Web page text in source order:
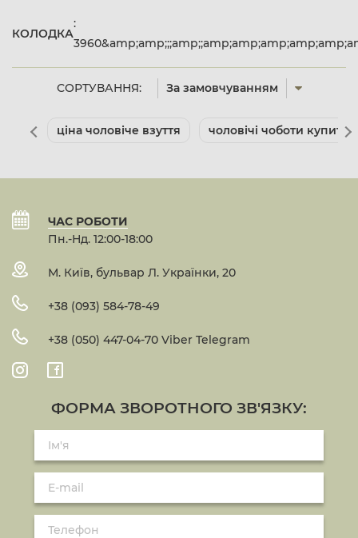
СОРТУВАННЯ: За замовчуванням
КОЛОДКА
:
ціна чоловіче взуття чоловічі чоботи купити
ЧАС РОБОТИ
Пн.-Нд. 12:00-18:00
М. Київ, бульвар Л. Українки, 20
+38 (093) 584-78-49
+38 (050) 447-04-70 Viber Telegram
ФОРМА ЗВОРОТНОГО ЗВ'ЯЗКУ: